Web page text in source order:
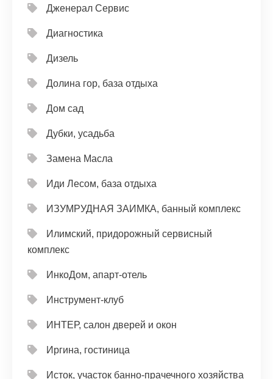
Дженерал Сервис
Диагностика
Дизель
Долина гор, база отдыха
Дом сад
Дубки, усадьба
Замена Масла
Иди Лесом, база отдыха
ИЗУМРУДНАЯ ЗАИМКА, банный комплекс
Илимский, придорожный сервисный
комплекс
ИнкоДом, апарт-отель
Инструмент-клуб
ИНТЕР, салон дверей и окон
Иргина, гостиница
Исток, участок банно-прачечного хозяйства